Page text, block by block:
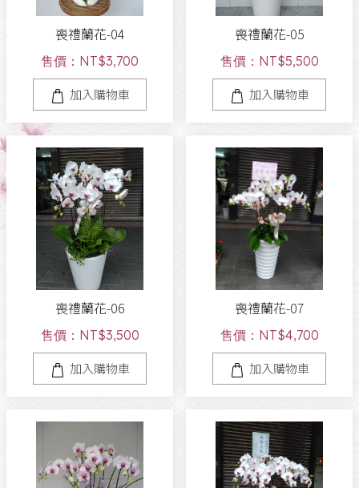
喪禮蘭花-04
售價：NT$3,700
加入購物車
喪禮蘭花-05
售價：NT$5,500
加入購物車
喪禮蘭花-06
售價：NT$3,500
加入購物車
喪禮蘭花-07
售價：NT$4,700
加入購物車